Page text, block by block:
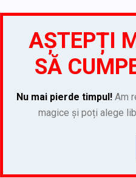
AȘTEPȚI
SĂ
Nu mai pierde timpul!Am
magice și poți alege